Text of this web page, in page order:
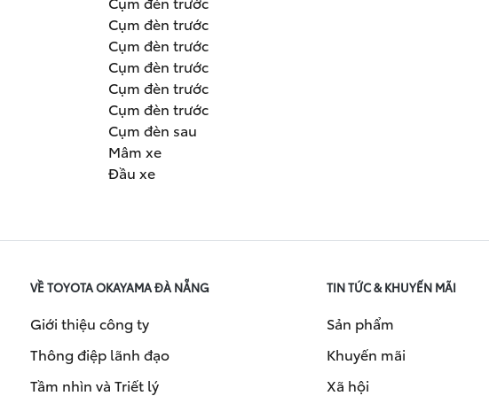
Cụm đèn trước
Cụm đèn trước
Cụm đèn trước
Cụm đèn trước
Cụm đèn trước
Cụm đèn sau
Mâm xe
Đầu xe
VỀ TOYOTA OKAYAMA ĐÀ NẴNG
Giới thiệu công ty
Thông điệp lãnh đạo
Tầm nhìn và Triết lý
TIN TỨC & KHUYẾN MÃI
Sản phẩm
Khuyến mãi
Xã hội